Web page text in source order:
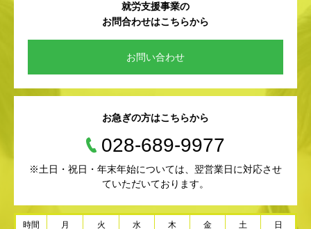
就労支援事業の
お問合わせはこちらから
お問い合わせ
お急ぎの方はこちらから
028-689-9977
※土日・祝日・年末年始については、翌営業日に対応させ
ていただいております。
時間 月 火 水 木 金 土 日